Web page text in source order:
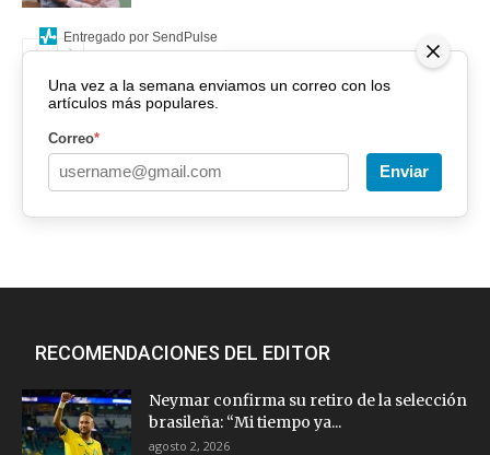
Una vez a la semana enviamos un correo con los
artículos más populares.
Correo*
Enviar
Entregado por SendPulse
RECOMENDACIONES DEL EDITOR
Neymar confirma su retiro de la selección
brasileña: “Mi tiempo ya...
agosto 2, 2026